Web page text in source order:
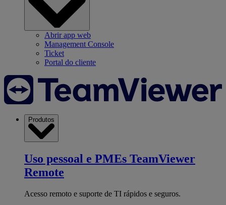
Abrir app web
Management Console
Ticket
Portal do cliente
Produtos
Uso pessoal e PMEs TeamViewer
Remote
Acesso remoto e suporte de TI rápidos e seguros.